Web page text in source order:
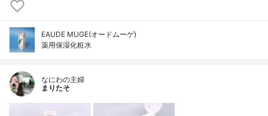
EAUDE MUGE(オードムーゲ)
薬用保湿化粧水
なにわの主婦
まりたそ